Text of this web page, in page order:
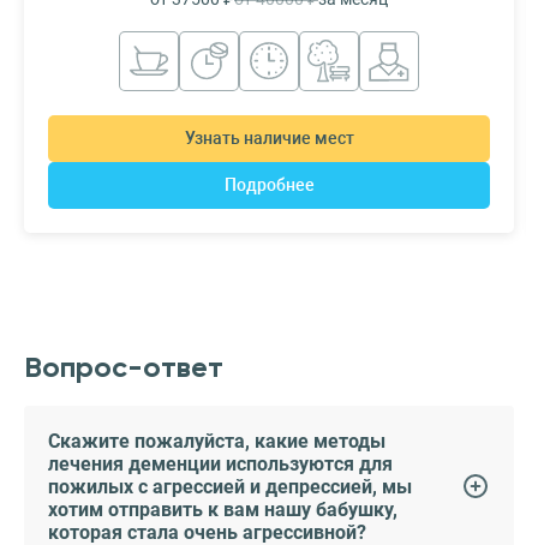
Узнать наличие мест
Подробнее
Вопрос-ответ
Скажите пожалуйста, какие методы
лечения деменции используются для
пожилых с агрессией и депрессией, мы
хотим отправить к вам нашу бабушку,
которая стала очень агрессивной?